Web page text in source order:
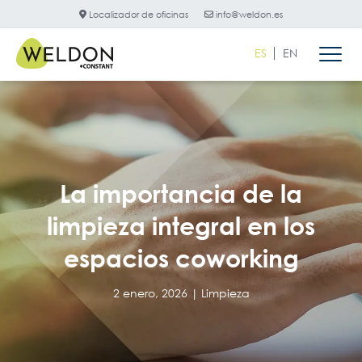
Localizador de oficinas info@weldon.es
ES EN
La importancia de la
limpieza integral en los
espacios coworking
2 enero, 2026 | Limpieza